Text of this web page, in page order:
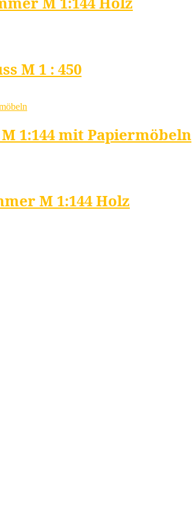
M 1 : 450
1:144 mit Papiermöbeln
M 1:144 Holz